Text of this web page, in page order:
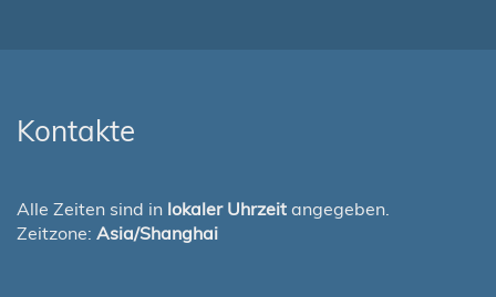
Kontakte
Alle Zeiten sind in lokaler Uhrzeit angegeben.
Zeitzone: Asia/Shanghai